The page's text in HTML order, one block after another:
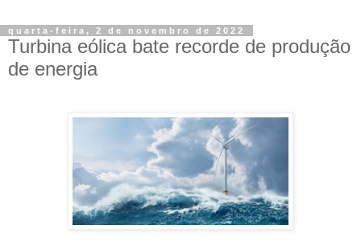
quarta-feira, 2 de novembro de 2022
Turbina eólica bate recorde de produção
de energia